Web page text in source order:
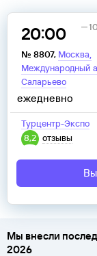
20:00
№ 8807, Москва,
Международный
Саларьево
Турцентр-Экспо
8,2 отзывы
ежедневно
Мы внесли
2026